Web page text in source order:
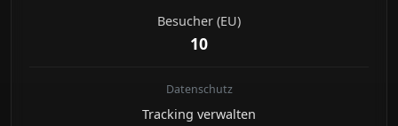
Besucher (EU)
10
Datenschutz
Tracking verwalten